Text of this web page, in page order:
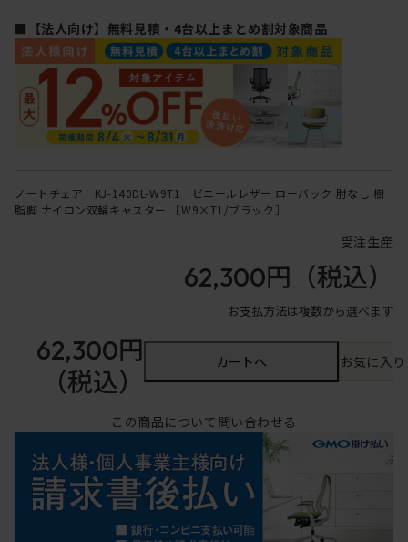
■【法人向け】無料見積・4台以上まとめ割対象商品
ノートチェア KJ-140DL-W9T1 ビニールレザー ローバック 肘なし 樹
脂脚 ナイロン双輪キャスター ［W9×T1/ブラック］
受注生産
62,300円 （税込）
お支払方法は複数から選べます
62,300円
（税込）
カートへ お気に入
この商品について問い合わせる